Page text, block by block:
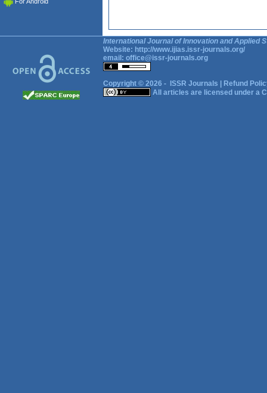
International Journal of Innovation and Applied
Website: http://www.ijias.issr-journals.org/
email: office@issr-journals.org
Copyright © 2026 - ISSR Journals
Refund
All articles are licensed under a